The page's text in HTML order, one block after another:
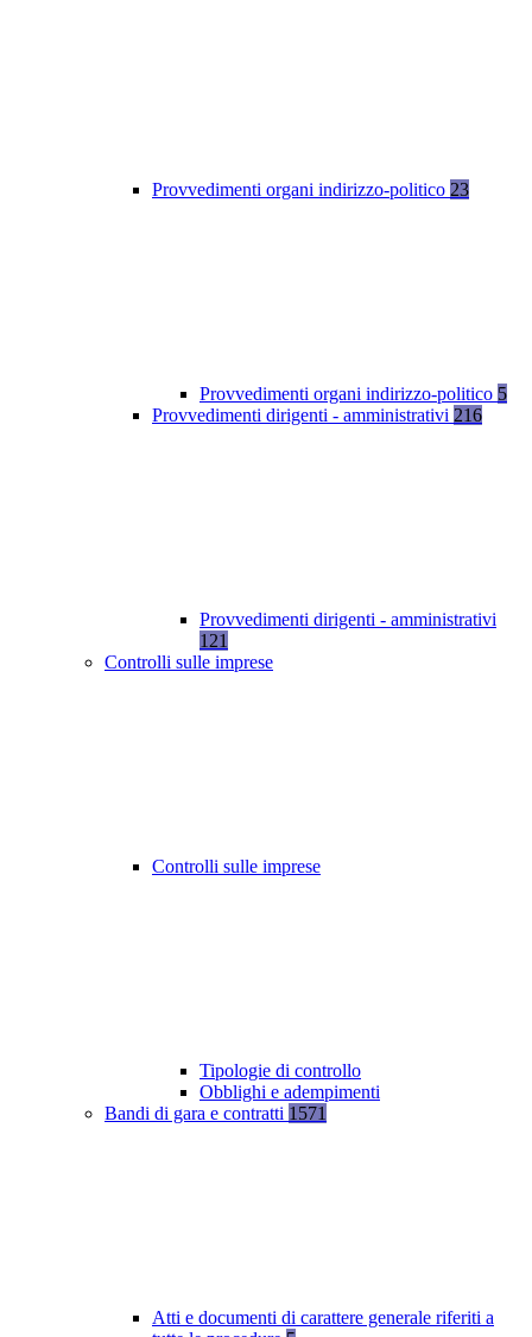
Provvedimenti organi indirizzo-politico 23
Provvedimenti organi indirizzo-politico 5
Provvedimenti dirigenti - amministrativi 216
Provvedimenti dirigenti - amministrativi
121
Controlli sulle imprese
Controlli sulle imprese
Tipologie di controllo
Obblighi e adempimenti
Bandi di gara e contratti 1571
Atti e documenti di carattere generale riferiti a